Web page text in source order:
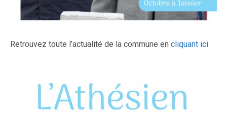
Retrouvez toute l’actualité de la commune en cliquant ici